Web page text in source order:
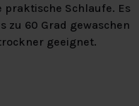
Schlaufe. Es
zu 60 Grad gewaschen
geeignet.